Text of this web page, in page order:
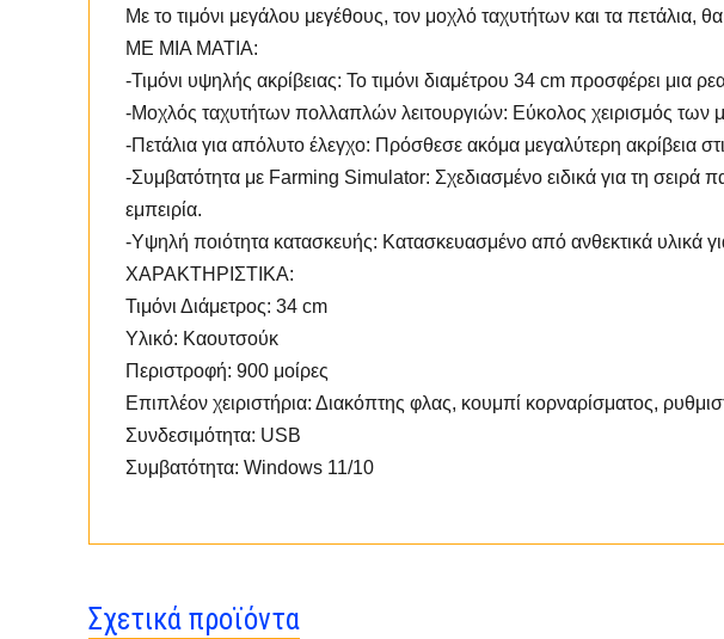
Με το τιμόνι μεγάλου μεγέθους, τον μοχλό ταχυτήτων και τα πετάλια,
ΜΕ ΜΙΑ ΜΑΤΙΑ:
-Τιμόνι υψηλής ακρίβειας: Το τιμόνι διαμέτρου 34 cm προσφέρει μια
-Μοχλός ταχυτήτων πολλαπλών λειτουργιών: Εύκολος χειρισμός των
-Πετάλια για απόλυτο έλεγχο: Πρόσθεσε ακόμα μεγαλύτερη ακρίβεια
-Συμβατότητα με Farming Simulator: Σχεδιασμένο ειδικά για τη
εμπειρία.
-Υψηλή ποιότητα κατασκευής: Κατασκευασμένο από ανθεκτικά υλικά
ΧΑΡΑΚΤΗΡΙΣΤΙΚΑ:
Τιμόνι Διάμετρος: 34 cm
Υλικό: Καουτσούκ
Περιστροφή: 900 μοίρες
Επιπλέον χειριστήρια: Διακόπτης φλας, κουμπί κορναρίσματος,
Συνδεσιμότητα: USB
Συμβατότητα: Windows 11/10
Σχετικά προϊόντα